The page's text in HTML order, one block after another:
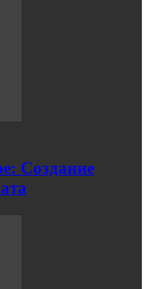
Создание